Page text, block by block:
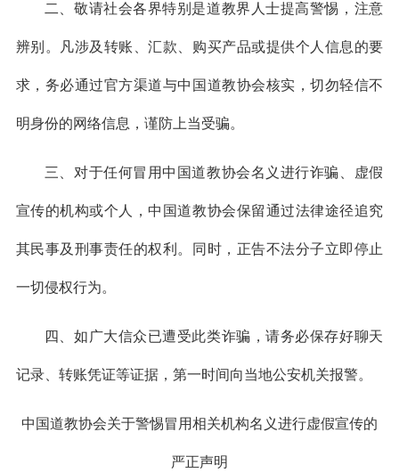
二、敬请社会各界特别是道教界人士提高警惕，注意
辨别。凡涉及转账、汇款、购买产品或提供个人信息的要
求，务必通过官方渠道与中国道教协会核实，切勿轻信不
明身份的网络信息，谨防上当受骗。
三、对于任何冒用中国道教协会名义进行诈骗、虚假
宣传的机构或个人，中国道教协会保留通过法律途径追究
其民事及刑事责任的权利。同时，正告不法分子立即停止
一切侵权行为。
四、如广大信众已遭受此类诈骗，请务必保存好聊天
记录、转账凭证等证据，第一时间向当地公安机关报警。
中国道教协会关于警惕冒用相关机构名义进行虚假宣传的
严正声明